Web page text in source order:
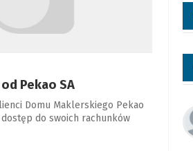
Pekao SA
Domu Maklerskiego Pekao
do swoich rachunków